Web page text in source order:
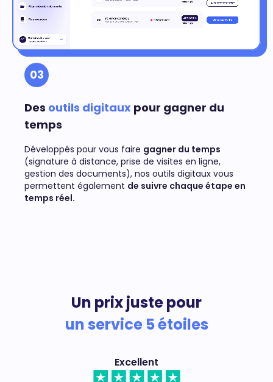
03
Des outils digitaux pour gagner du
temps
Développés pour vous faire gagner du temps
(signature à distance, prise de visites en ligne,
gestion des documents), nos outils digitaux vous
permettent également de suivre chaque étape en
temps réel.
Un prix juste pour
un service 5 étoiles
Excellent